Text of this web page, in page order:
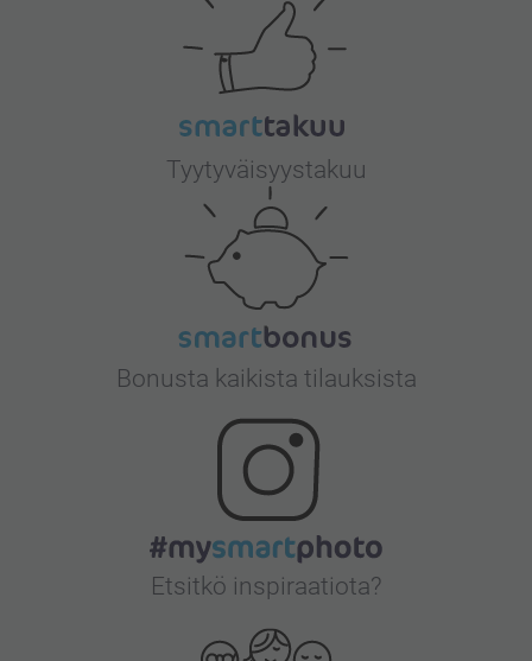
Tyytyväisyystakuu
Bonusta kaikista tilauksista
Etsitkö inspiraatiota?